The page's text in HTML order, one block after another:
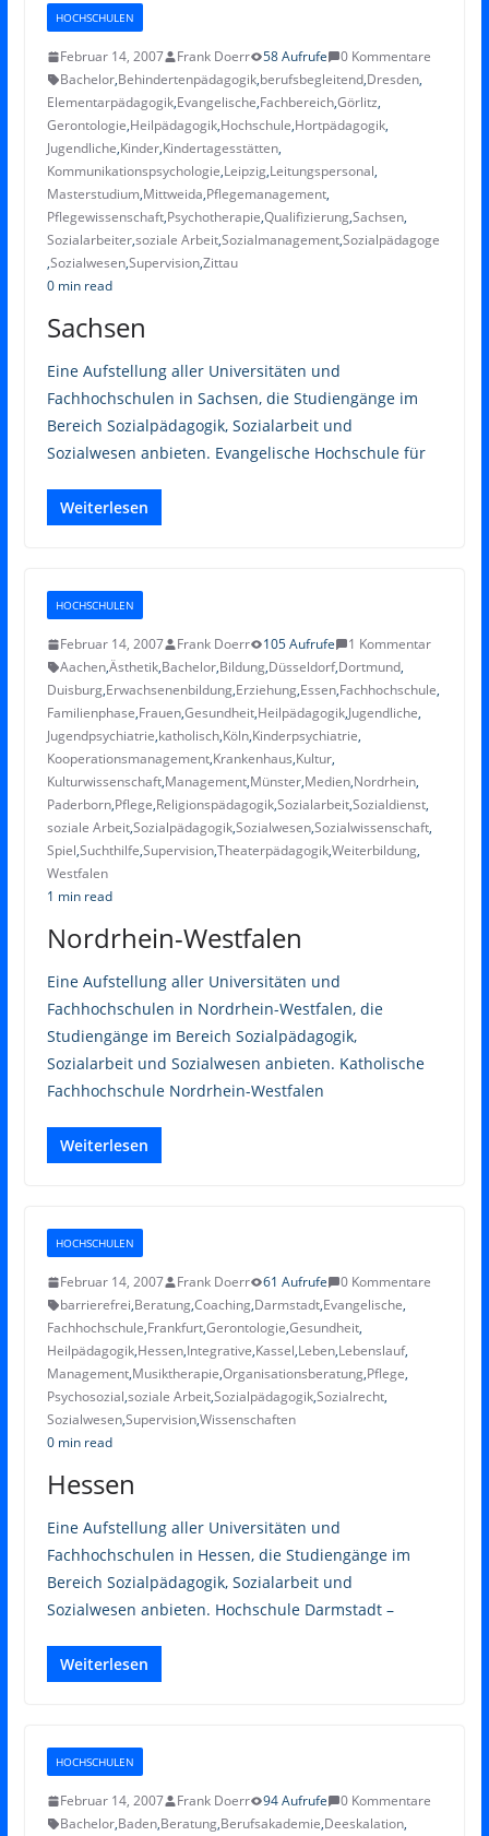
HOCHSCHULEN
Februar 14, 2007 Frank Doerr 58 Aufrufe
0 Kommentare
Bachelor,Behindertenpädagogik,berufsbegleitend,Dresden,
Elementarpädagogik,Evangelische,Fachbereich,Görlitz,
Gerontologie,Heilpädagogik,Hochschule,Hortpädagogik,
Jugendliche,Kinder,Kindertagesstätten,
Kommunikationspsychologie,Leipzig,Leitungspersonal,
Masterstudium,Mittweida,Pflegemanagement,
Pflegewissenschaft,Psychotherapie,Qualifizierung,Sachsen,
Sozialarbeiter,soziale Arbeit,Sozialmanagement,Sozialpädagoge
,Sozialwesen,Supervision,Zittau
0 min read
Sachsen
Eine Aufstellung aller Universitäten und
Fachhochschulen in Sachsen, die Studiengänge im
Bereich Sozialpädagogik, Sozialarbeit und
Sozialwesen anbieten. Evangelische Hochschule für
Weiterlesen
HOCHSCHULEN
Februar 14, 2007 Frank Doerr 105 Aufrufe
1 Kommentar
Aachen,Ästhetik,Bachelor,Bildung,Düsseldorf,Dortmund,
Duisburg,Erwachsenenbildung,Erziehung,Essen,Fachhochschule,
Familienphase,Frauen,Gesundheit,Heilpädagogik,Jugendliche,
Jugendpsychiatrie,katholisch,Köln,Kinderpsychiatrie,
Kooperationsmanagement,Krankenhaus,Kultur,
Kulturwissenschaft,Management,Münster,Medien,Nordrhein,
Paderborn,Pflege,Religionspädagogik,Sozialarbeit,Sozialdienst,
soziale Arbeit,Sozialpädagogik,Sozialwesen,Sozialwissenschaft,
Spiel,Suchthilfe,Supervision,Theaterpädagogik,Weiterbildung,
Westfalen
1 min read
Nordrhein-Westfalen
Eine Aufstellung aller Universitäten und
Fachhochschulen in Nordrhein-Westfalen, die
Studiengänge im Bereich Sozialpädagogik,
Sozialarbeit und Sozialwesen anbieten. Katholische
Fachhochschule Nordrhein-Westfalen
Weiterlesen
HOCHSCHULEN
Februar 14, 2007 Frank Doerr 61 Aufrufe
0 Kommentare
barrierefrei,Beratung,Coaching,Darmstadt,Evangelische,
Fachhochschule,Frankfurt,Gerontologie,Gesundheit,
Heilpädagogik,Hessen,Integrative,Kassel,Leben,Lebenslauf,
Management,Musiktherapie,Organisationsberatung,Pflege,
Psychosozial,soziale Arbeit,Sozialpädagogik,Sozialrecht,
Sozialwesen,Supervision,Wissenschaften
0 min read
Hessen
Eine Aufstellung aller Universitäten und
Fachhochschulen in Hessen, die Studiengänge im
Bereich Sozialpädagogik, Sozialarbeit und
Sozialwesen anbieten. Hochschule Darmstadt –
Weiterlesen
HOCHSCHULEN
Februar 14, 2007 Frank Doerr 94 Aufrufe
0 Kommentare
Bachelor,Baden,Beratung,Berufsakademie,Deeskalation,